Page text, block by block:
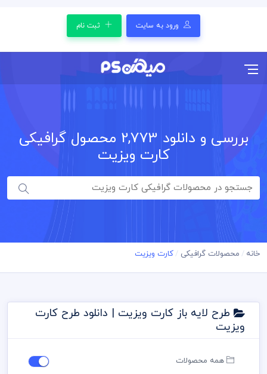
ورود به سایت ثبت نام
بررسی و دانلود 2,773 محصول گرافیکی
کارت ویزیت
خانه محصولات گرافیکی کارت ویزیت
طرح لایه باز کارت ویزیت | دانلود طرح کارت
ویزیت
همه محصولات